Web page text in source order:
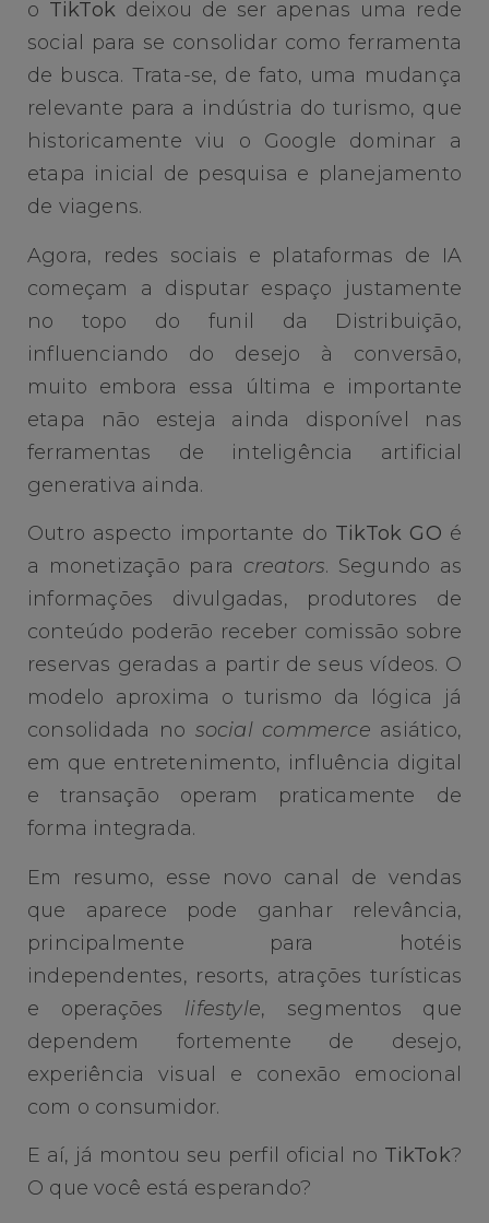
o TikTok deixou de ser apenas uma rede
social para se consolidar como ferramenta
de busca. Trata-se, de fato, uma mudança
relevante para a indústria do turismo, que
historicamente viu o Google dominar a
etapa inicial de pesquisa e planejamento
de viagens.
Agora, redes sociais e plataformas de IA
começam a disputar espaço justamente
no topo do funil da Distribuição,
influenciando do desejo à conversão,
muito embora essa última e importante
etapa não esteja ainda disponível nas
ferramentas de inteligência artificial
generativa ainda.
Outro aspecto importante do TikTok GO é
a monetização para creators. Segundo as
informações divulgadas, produtores de
conteúdo poderão receber comissão sobre
reservas geradas a partir de seus vídeos. O
modelo aproxima o turismo da lógica já
consolidada no social commerce asiático,
em que entretenimento, influência digital
e transação operam praticamente de
forma integrada.
Em resumo, esse novo canal de vendas
que aparece pode ganhar relevância,
principalmente para hotéis
independentes, resorts, atrações turísticas
e operações lifestyle, segmentos que
dependem fortemente de desejo,
experiência visual e conexão emocional
com o consumidor.
E aí, já montou seu perfil oficial no TikTok?
O que você está esperando?